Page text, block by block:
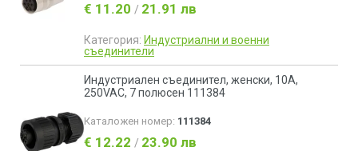
€ 11.20 / 21.91 лв
Категория: Индустриални и военни
съединители
Индустриален съединител, женски, 10A,
250VAC, 7 полюсен 111384
Каталожен номер: 111384
€ 12.22 / 23.90 лв